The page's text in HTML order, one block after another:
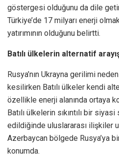
göstergesi olduğunu da dile
Türkiye’de 17 milyarı enerji
yatırımının olduğunu belirtti.
Batılı ülkelerin alternatif
Rusya’nın Ukrayna gerilimi
kesilirken Batılı ülkeler kendi
özellikle enerji alanında ortaya
Batılı ülkelerin sıkıntılı bir
edildiğinde uluslararası ilişkiler
Azerbaycan bölgede Rusya’ya
konumda.